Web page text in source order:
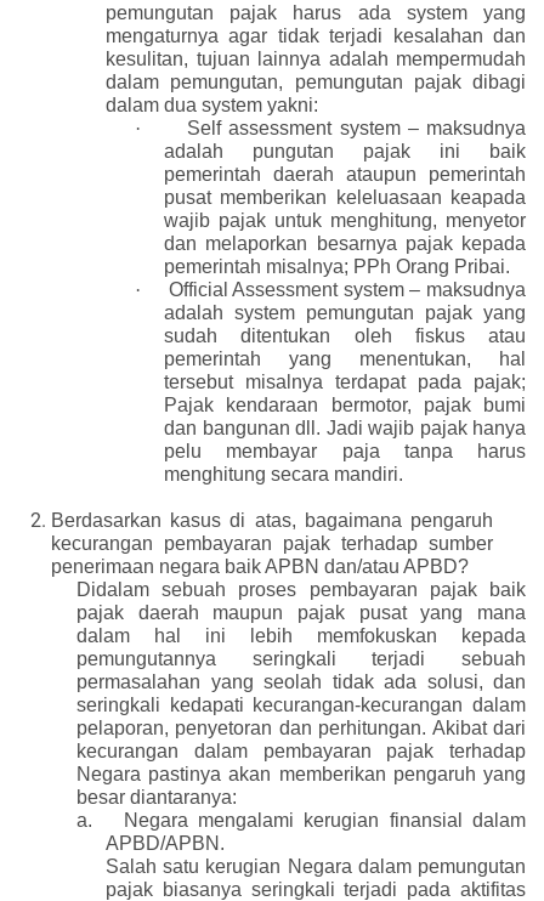
pemungutan pajak harus ada system yang
mengaturnya agar tidak terjadi kesalahan dan
kesulitan, tujuan lainnya adalah mempermudah
dalam pemungutan, pemungutan pajak dibagi
dalam dua system yakni:
·
Self assessment system – maksudnya
adalah pungutan pajak ini baik
pemerintah daerah ataupun pemerintah
pusat memberikan keleluasaan keapada
wajib pajak untuk menghitung, menyetor
dan melaporkan besarnya pajak kepada
pemerintah misalnya; PPh Orang Pribai.
·
Official Assessment system – maksudnya
adalah system pemungutan pajak yang
sudah ditentukan oleh fiskus atau
pemerintah yang menentukan, hal
tersebut misalnya terdapat pada pajak;
Pajak kendaraan bermotor, pajak bumi
dan bangunan dll. Jadi wajib pajak hanya
pelu membayar paja tanpa harus
menghitung secara mandiri.
Berdasarkan kasus di atas, bagaimana pengaruh
kecurangan pembayaran pajak terhadap sumber
penerimaan negara baik APBN dan/atau APBD?
Didalam sebuah proses pembayaran pajak baik
pajak daerah maupun pajak pusat yang mana
dalam hal ini lebih memfokuskan kepada
pemungutannya seringkali terjadi sebuah
permasalahan yang seolah tidak ada solusi, dan
seringkali kedapati kecurangan-kecurangan dalam
pelaporan, penyetoran dan perhitungan. Akibat dari
kecurangan dalam pembayaran pajak terhadap
Negara pastinya akan memberikan pengaruh yang
besar diantaranya:
a.
Negara mengalami kerugian finansial dalam
APBD/APBN.
Salah satu kerugian Negara dalam pemungutan
pajak biasanya seringkali terjadi pada aktifitas